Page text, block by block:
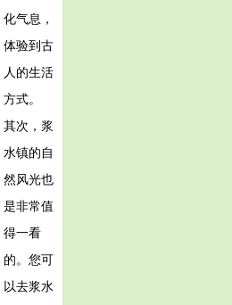
化气息，
体验到古
人的生活
方式。
其次，浆
水镇的自
然风光也
是非常值
得一看
的。您可
以去浆水